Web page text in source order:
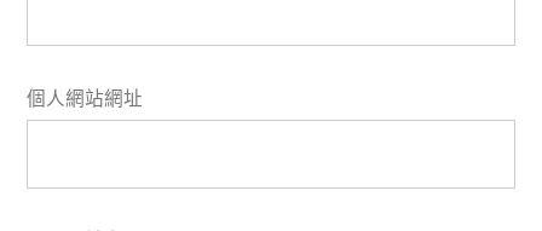
個人網站網址